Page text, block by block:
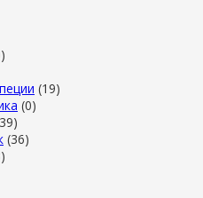
(19)
(0)
(36)